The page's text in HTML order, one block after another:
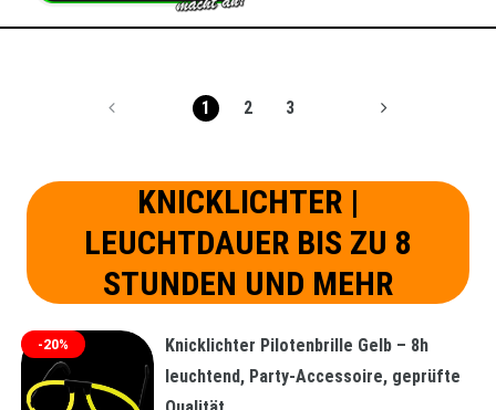
1 2 3
KNICKLICHTER |
LEUCHTDAUER BIS ZU 8
STUNDEN UND MEHR
-20%
Knicklichter Pilotenbrille Gelb – 8h
leuchtend, Party-Accessoire, geprüfte